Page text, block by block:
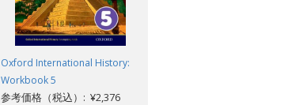
Oxford International History:
Workbook 5
参考価格（税込）: ¥2,376